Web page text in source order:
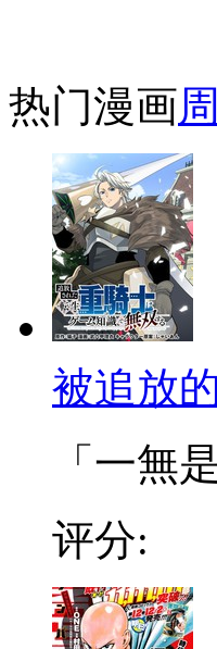
热门漫画周
被追放
「一無
评分: